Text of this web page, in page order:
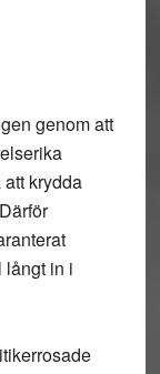
genom att
krydda
långt in i